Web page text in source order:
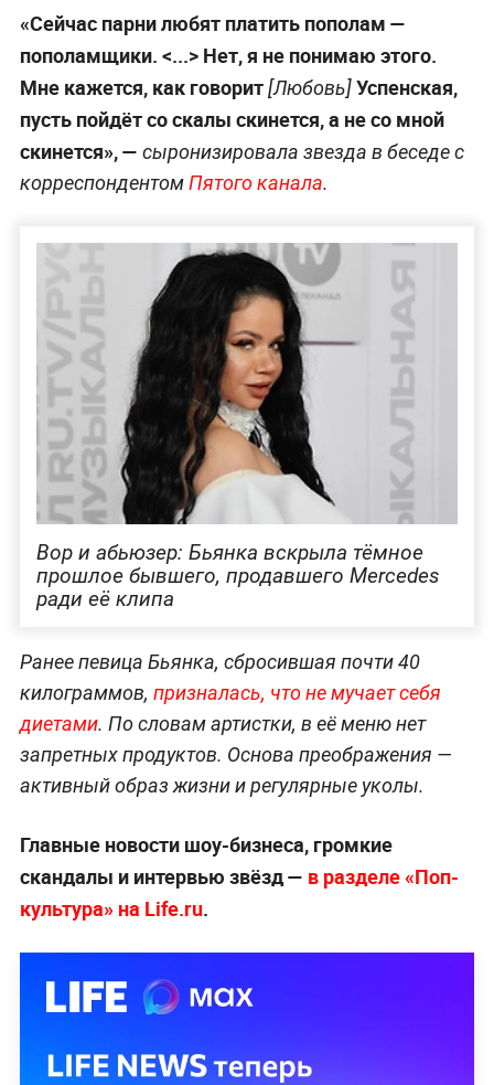
«Сейчас парни любят платить пополам —
пополамщики. <...> Нет, я не понимаю этого.
Мне кажется, как говорит[Любовь]Успенская,
пусть пойдёт со скалы скинется, а не со мной
скинется», — сыронизировала звезда в беседе с
корреспондентомПятого канала.
Вор и абьюзер: Бьянка вскрыла тёмное
прошлое бывшего, продавшего Mercedes
ради её клипа
Ранее певица Бьянка, сбросившая почти 40
килограммов, призналась, что не мучает себя
диетами. По словам артистки, в её меню нет
запретных продуктов. Основа преображения —
активный образ жизни и регулярные уколы.
Главные новости шоу-бизнеса, громкие
скандалы и интервью звёзд — в разделе «Поп-
культура» на Life.ru.